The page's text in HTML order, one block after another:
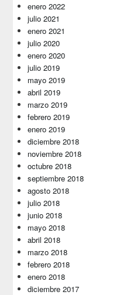
enero 2022
julio 2021
enero 2021
julio 2020
enero 2020
julio 2019
mayo 2019
abril 2019
marzo 2019
febrero 2019
enero 2019
diciembre 2018
noviembre 2018
octubre 2018
septiembre 2018
agosto 2018
julio 2018
junio 2018
mayo 2018
abril 2018
marzo 2018
febrero 2018
enero 2018
diciembre 2017